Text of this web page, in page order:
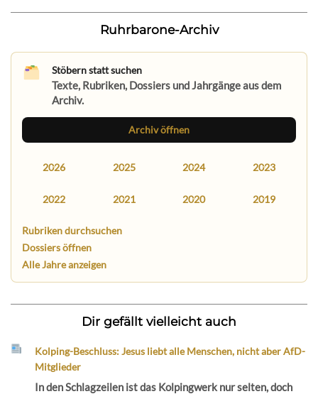
Ruhrbarone-Archiv
Stöbern statt suchen
Texte, Rubriken, Dossiers und Jahrgänge aus dem
Archiv.
Archiv öffnen
2026 2025 2024 2023
2022 2021 2020 2019
Rubriken durchsuchen
Dossiers öffnen
Alle Jahre anzeigen
Dir gefällt vielleicht auch
Kolping-Beschluss: Jesus liebt alle Menschen, nicht aber AfD-
Mitglieder
In den Schlagzeilen ist das Kolpingwerk nur selten, doch